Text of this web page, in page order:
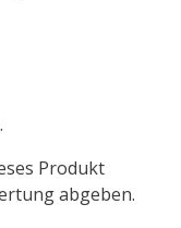
Produkt
abgeben.